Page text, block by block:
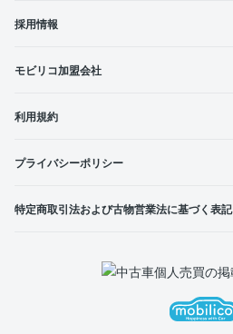
採用情報
モビリコ加盟会社
利用規約
プライバシーポリシー
特定商取引法および古物営業法に基づく表記